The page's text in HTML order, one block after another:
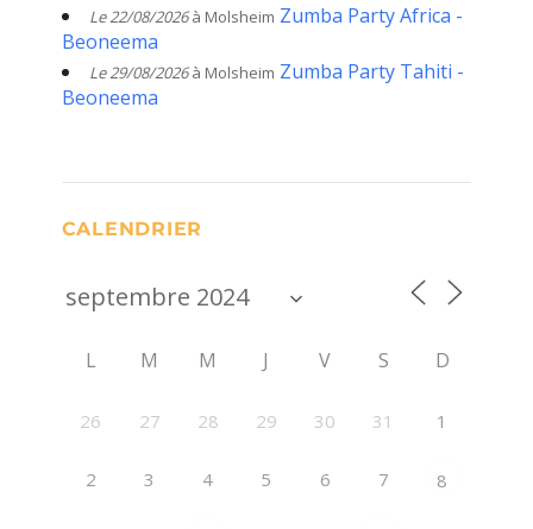
Le 22/08/2026à Molsheim Zumba Party Africa -
Beoneema
Le 29/08/2026à Molsheim Zumba Party Tahiti -
Beoneema
CALENDRIER
L M M J V S D
26 27 28 29 30 31 1
2 3 4 5 6 7 8